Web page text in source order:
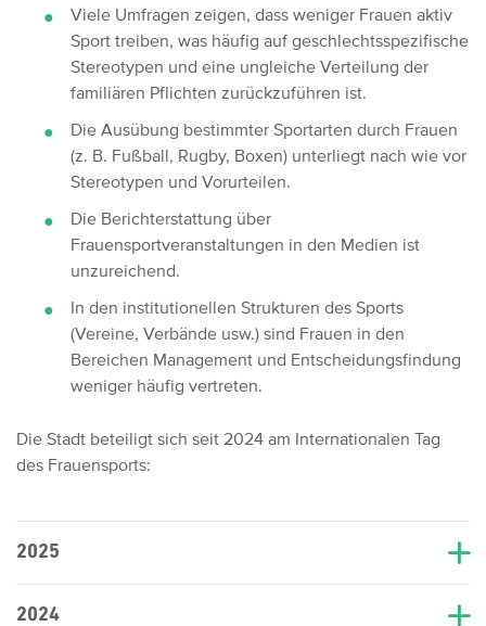
Viele Umfragen zeigen, dass weniger Frauen aktiv
Sport treiben, was häufig auf geschlechtsspezifische
Stereotypen und eine ungleiche Verteilung der
familiären Pflichten zurückzuführen ist.
Die Ausübung bestimmter Sportarten durch Frauen
(z. B. Fußball, Rugby, Boxen) unterliegt nach wie vor
Stereotypen und Vorurteilen.
Die Berichterstattung über
Frauensportveranstaltungen in den Medien ist
unzureichend.
In den institutionellen Strukturen des Sports
(Vereine, Verbände usw.) sind Frauen in den
Bereichen Management und Entscheidungsfindung
weniger häufig vertreten.
Die Stadt beteiligt sich seit 2024 am Internationalen Tag
des Frauensports:
2025
2024